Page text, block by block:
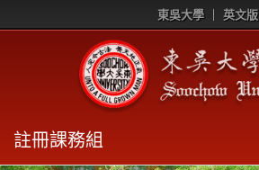
東吳大學 英文版
註冊課務組